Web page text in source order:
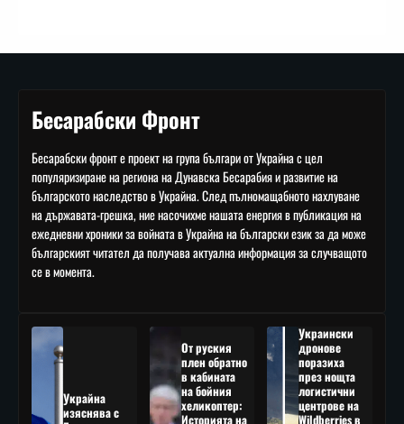
Бесарабски Фронт
Бесарабски фронт е проект на група българи от Украйна с цел
популяризиране на региона на Дунавска Бесарабия и развитие на
българското наследство в Украйна. След пълномащабното нахлуване
на държавата-грешка, ние насочихме нашата енергия в публикация на
ежедневни хроники за войната в Украйна на български език за да може
българският читател да получава актуална информация за случващото
се в момента.
Украйна
изяснява с
От руския
плен обратно
в кабината
на бойния
хеликоптер:
Историята на
Украински
дронове
поразиха
през нощта
логистични
центрове на
Wildberries в